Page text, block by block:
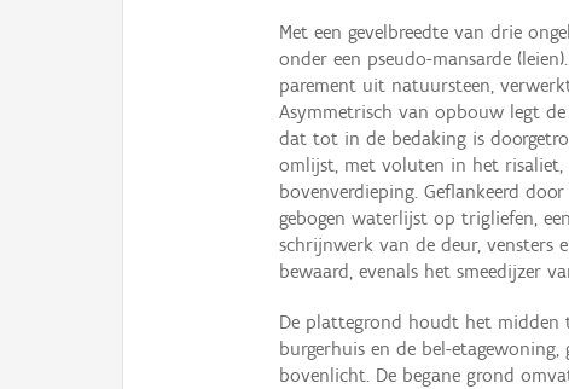
Met een gevelbreedte van drie
onder een pseudo-mansarde
parement uit natuursteen,
Asymmetrisch van opbouw legt
dat tot in de bedaking is
omlijst, met voluten in het risaliet,
bovenverdieping. Geflankeerd
gebogen waterlijst op trigliefen,
schrijnwerk van de deur, vensters
bewaard, evenals het smeedijzer
De plattegrond houdt het midden
burgerhuis en de bel-
bovenlicht. De begane grond